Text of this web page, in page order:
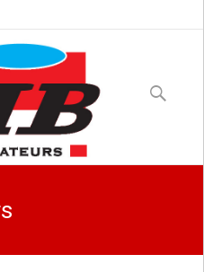
to
content
Zoeken
naar: